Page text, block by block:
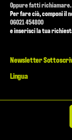
Oppure fatti richiamare.
Per fare ciò, componi il
06021 454800
e inserisci la tua
Newsletter
Lingua